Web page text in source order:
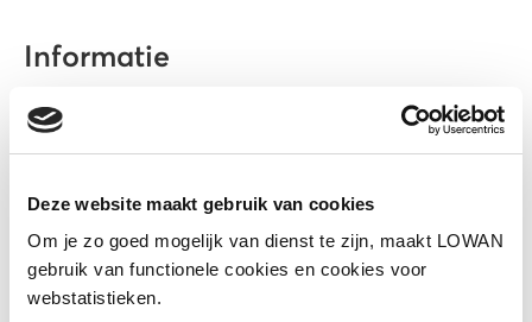
Deze website maakt gebruik van cookies
Om je zo goed mogelijk van dienst te zijn, maakt LOWAN
gebruik van functionele cookies en cookies voor
webstatistieken.
Informatie
Uitgever:
Boom Beroepsonderwijs
ISBN: 9789037256024
Naar lesmateriaal